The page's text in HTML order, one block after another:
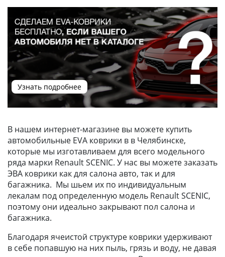
Узнать подробнее
В нашем интернет-магазине вы можете купить
автомобильные EVA коврики в в Челябинске,
которые мы изготавливаем для всего модельного
ряда марки Renault SCENIC. У нас вы можете заказать
ЭВА коврики как для салона авто, так и для
багажника. Мы шьем их по индивидуальным
лекалам под определенную модель Renault SCENIC,
поэтому они идеально закрывают пол салона и
багажника.
Благодаря ячеистой структуре коврики удерживают
в себе попавшую на них пыль, грязь и воду, не давая